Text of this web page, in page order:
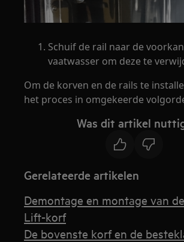
Schuif de rail naar de
vaatwasser om deze te
Om de korven en de rails te
het proces in omgekeerde
Was dit artikel
Gerelateerde artikelen
Demontage en montage van
Lift-korf
De bovenste korf en de